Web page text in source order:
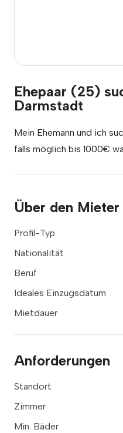
Ehepaar (25)
Darmstadt
Mein Ehemann und ich
falls möglich bis 1000€
Über den Mieter
Profil-Typ
Nationalität
Beruf
Ideales Einzugsdatum
Mietdauer
Anforderungen
Standort
Zimmer
Min. Bäder